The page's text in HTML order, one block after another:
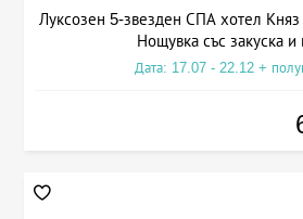
Луксозен 5-звезден СПА хотел
Нощувка със закуска и
Дата: 17.07 - 22.12 +